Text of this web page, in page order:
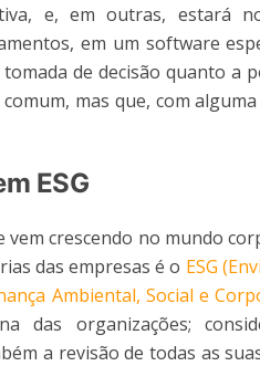
e, em outras, estará
em um software
de decisão quanto a
mas que, com
ESG
vem crescendo no mundo
das empresas é o ESG
Ambiental, Social e
das organizações;
a revisão de todas as